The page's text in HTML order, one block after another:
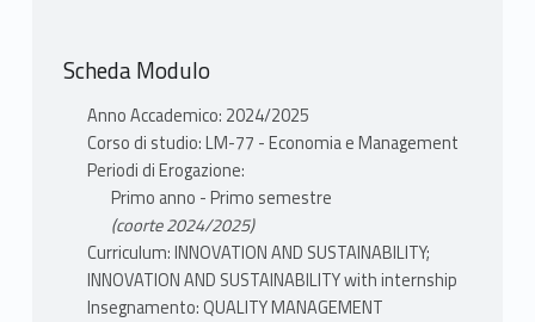
Scheda Modulo
Anno Accademico: 2024/2025
Corso di studio: LM-77 - Economia e Management
Periodi di Erogazione:
Primo anno - Primo semestre
(coorte 2024/2025)
Curriculum: INNOVATION AND SUSTAINABILITY;
INNOVATION AND SUSTAINABILITY with internship
Insegnamento: QUALITY MANAGEMENT